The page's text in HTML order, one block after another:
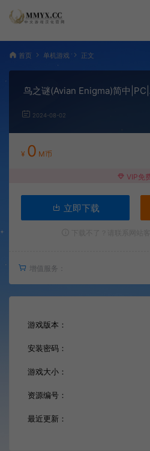
首页 单机游戏 正文
鸟之谜(Avian Enigma)简中
2024-08-02
¥ 0 M币
VIP免
立即下载
增值服务：
游戏版本：
安装密码：
游戏大小：
资源编号：
最近更新：